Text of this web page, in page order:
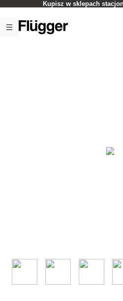
Kupisz w sklepach